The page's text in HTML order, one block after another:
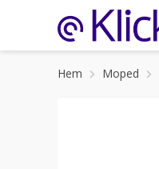
Hem Moped